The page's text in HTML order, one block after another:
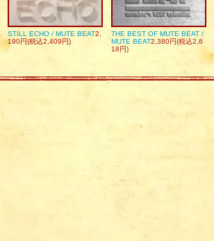
STILL ECHO / MUTE BEAT2,
190円(税込2,409円)
THE BEST OF MUTE BEAT /
MUTE BEAT2,380円(税込2,6
18円)